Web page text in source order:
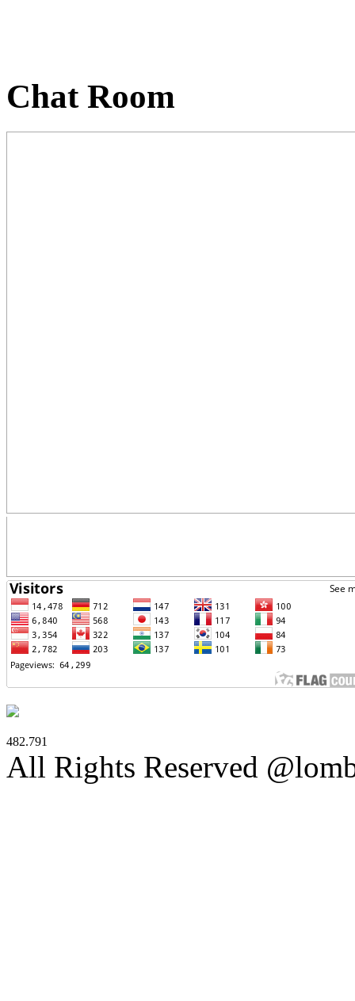
Chat Room
482.791
All Rights Reserved